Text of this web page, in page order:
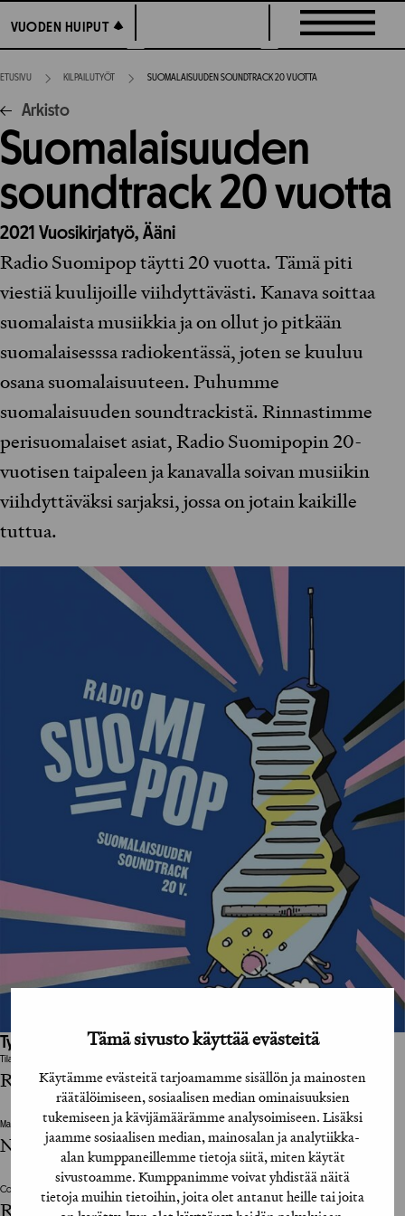
Tämä sivusto käyttää evästeitä
Käytämme evästeitä tarjoamamme sisällön ja mainosten
räätälöimiseen, sosiaalisen median ominaisuuksien
tukemiseen ja kävijämäärämme analysoimiseen. Lisäksi
jaamme sosiaalisen median, mainosalan ja analytiikka-
alan kumppaneillemme tietoja siitä, miten käytät
sivustoamme. Kumppanimme voivat yhdistää näitä
tietoja muihin tietoihin, joita olet antanut heille tai joita
suoraan
sisältöön
VUODEN HUIPUT
VUODEN HUIPUT
ETUSIVU KILPAILUTYÖT SUOMALAISUUDEN SOUNDTRACK 20 VUOTTA
Arkisto
Suomalaisuuden
soundtrack 20 vuotta
2021 Vuosikirjatyö, Ääni
Radio Suomipop täytti 20 vuotta. Tämä piti
viestiä kuulijoille viihdyttävästi. Kanava soittaa
suomalaista musiikkia ja on ollut jo pitkään
suomalaisesssa radiokentässä, joten se kuuluu
osana suomalaisuuteen. Puhumme
suomalaisuuden soundtrackistä. Rinnastimme
perisuomalaiset asiat, Radio Suomipopin 20-
vuotisen taipaleen ja kanavalla soivan musiikin
viihdyttäväksi sarjaksi, jossa on jotain kaikille
tuttua.
Työhön osallistuneet henkilöt / tahot:
Tilaaja
Radio Suomipop
Mainostoimisto
Nelonen Media
Copywriter
Renny Järvinen, Kimmo Saarelainen, Petteri